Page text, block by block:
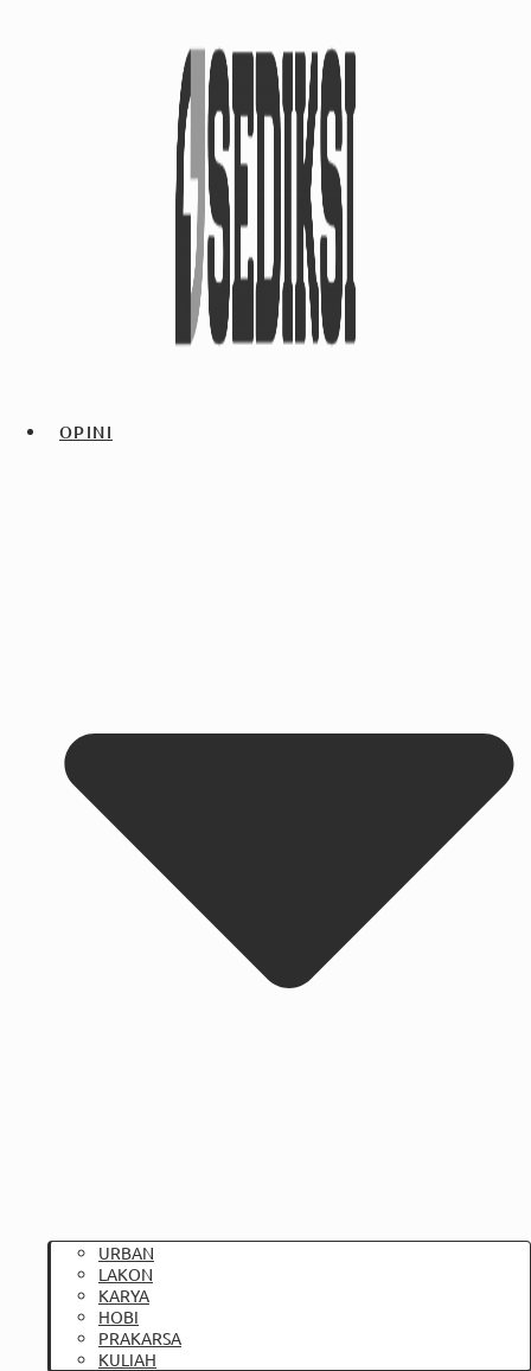
OPINI
URBAN
LAKON
KARYA
HOBI
PRAKARSA
KULIAH